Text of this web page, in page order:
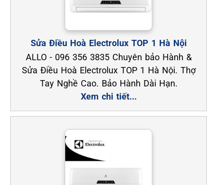
Sửa Điều Hoà Electrolux TOP 1 Hà Nội
ALLO - 096 356 3835 Chuyên bảo Hành &
Sửa Điều Hoà Electrolux TOP 1 Hà Nội. Thợ
Tay Nghề Cao. Bảo Hành Dài Hạn.
Xem chi tiết...